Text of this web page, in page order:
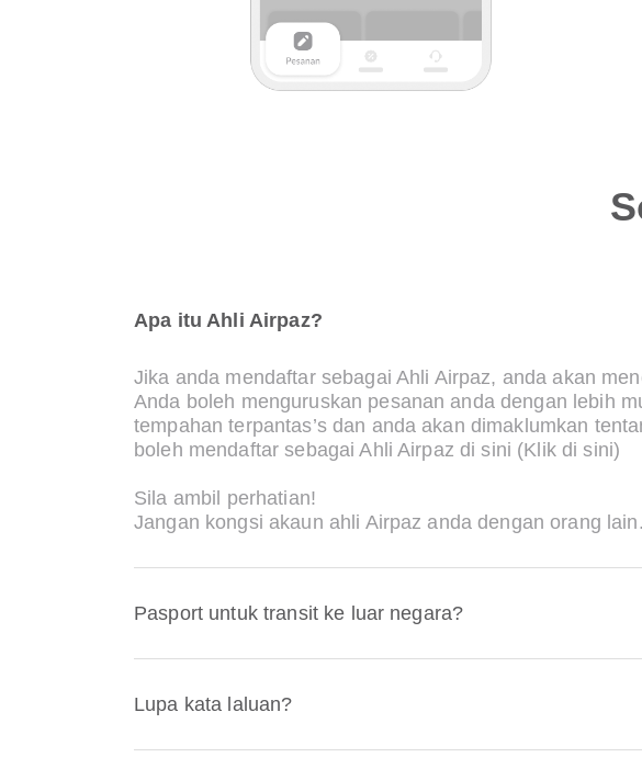
Apa itu Ahli Airpaz?
Jika anda mendaftar sebagai Ahli Airpaz, anda akan
Anda boleh menguruskan pesanan anda dengan lebih
tempahan terpantas’s dan anda akan dimaklumkan
boleh mendaftar sebagai Ahli Airpaz di sini (Klik di sini)
Sila ambil perhatian!
Jangan kongsi akaun ahli Airpaz anda dengan orang
Pasport untuk transit ke luar negara?
Lupa kata laluan?